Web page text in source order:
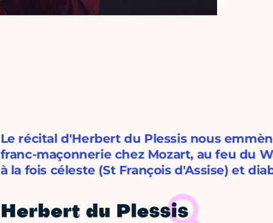
Le récital d'Herbert du Plessis nous
franc-maçonnerie chez Mozart, au feu du
à la fois céleste (St François d'Assise) et
Herbert du Plessis